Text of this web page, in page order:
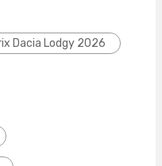
Dacia Lodgy 2026